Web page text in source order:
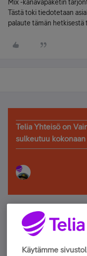
Mix -kanavapaketin
Tästä toki tiedotetaan
palaute tämän hetkisestä
Telia Yhteisö on
sulkeutuu kokonaan
Älä jää paitsi –
Tilaa Telian
Käytämme